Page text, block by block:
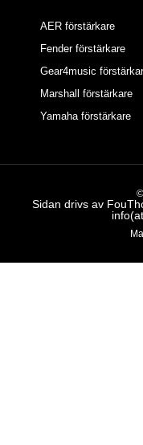
AER förstärkare
Fender förstärkare
Gear4music
Marshall förstärkare
Yamaha förstärkare
Sidan drivs av